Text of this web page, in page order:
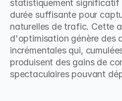
statistiquement significatif
durée suffisante pour
naturelles de trafic. Cette
d'optimisation génère des
incrémentales qui,
produisent des gains de
spectaculaires pouvant